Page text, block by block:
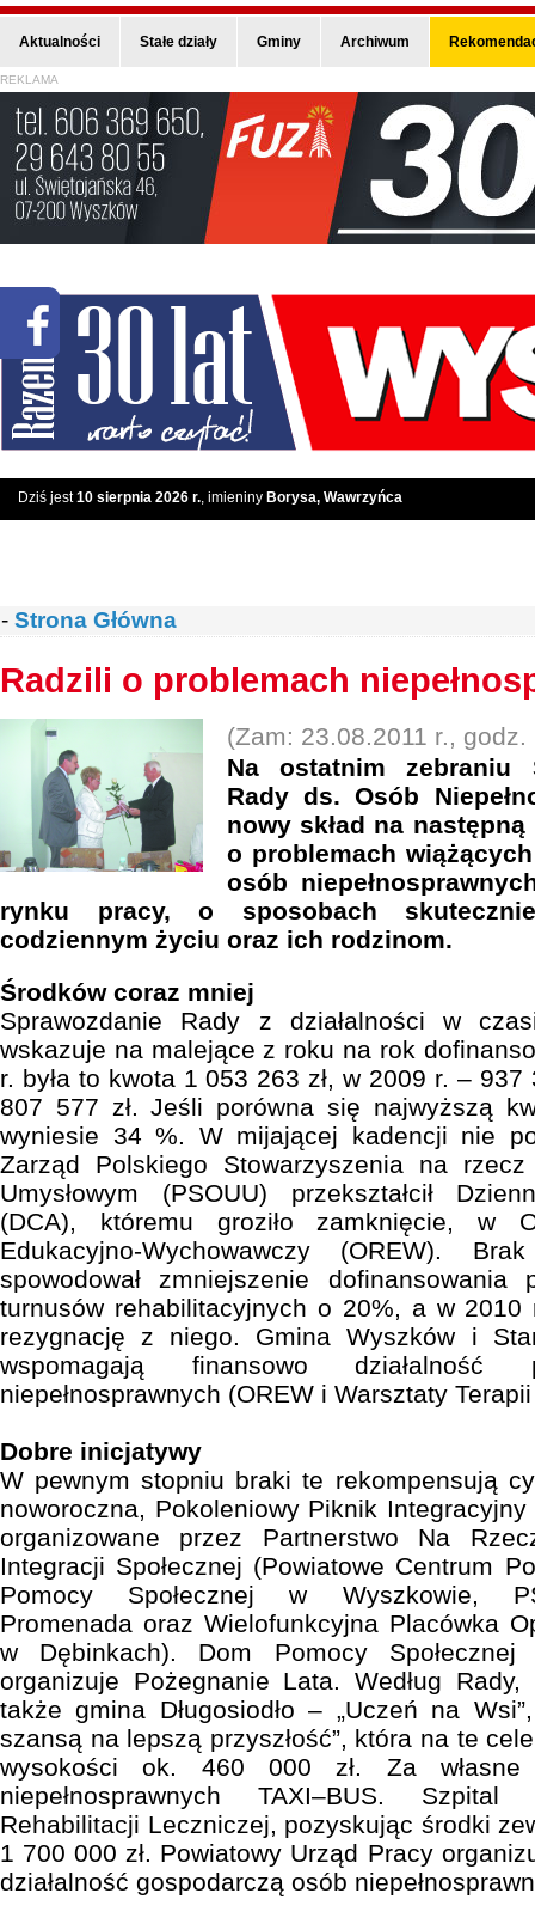
Aktualności Stałe działy Gminy Archiwum
REKLAMA
Dziś jest10 sierpnia 2026 r., imieniny Borysa, Wawrzyńca
- Strona Główna
Radzili o problemach
(Zam: 23.08.2011 r., godz.
Na ostatnim zebraniu
Rady ds. Osób
nowy skład na
o problemach
osób
rynku pracy, o sposobach
codziennym życiu oraz ich rodzinom.
Środków coraz mniej
Sprawozdanie Rady z działalności w
wskazuje na malejące z roku na rok
r. była to kwota 1 053 263 zł, w 2009 r. –
807 577 zł. Jeśli porówna się najwyższą
wyniesie 34 %. W mijającej kadencji nie
Zarząd Polskiego Stowarzyszenia na
Umysłowym (PSOUU) przekształcił
(DCA), któremu groziło zamknięcie, w
Edukacyjno-Wychowawczy (OREW).
spowodował zmniejszenie dofinansowania
turnusów rehabilitacyjnych o 20%, a w
rezygnację z niego. Gmina Wyszków i
wspomagają finansowo
niepełnosprawnych (OREW i Warsztaty
Dobre inicjatywy
W pewnym stopniu braki te rekompensują
noworoczna, Pokoleniowy Piknik
organizowane przez Partnerstwo Na
Integracji Społecznej (Powiatowe Centrum
Pomocy Społecznej w Wyszkowie,
Promenada oraz Wielofunkcyjna Placówka
w Dębinkach). Dom Pomocy
organizuje Pożegnanie Lata. Według
także gmina Długosiodło – „Uczeń na
szansą na lepszą przyszłość”, która na te
wysokości ok. 460 000 zł. Za własne
niepełnosprawnych TAXI–BUS. Szpital
Rehabilitacji Leczniczej, pozyskując środki
1 700 000 zł. Powiatowy Urząd Pracy
działalność gospodarczą osób